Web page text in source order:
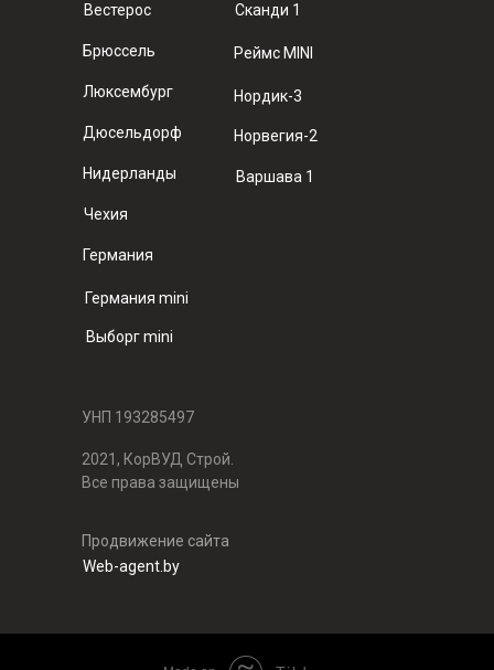
2021, КорВУД Строй.
Все права защищены
УНП 193285497
Вестерос
Брюссель
Люксембург
Дюсельдорф
Нидерланды
Чехия
Германия
Германия mini
Выборг mini
Сканди 1
Реймс MINI
Продвижение сайта
Web-agent.by
Нордик-3
Норвегия-2
Варшава 1